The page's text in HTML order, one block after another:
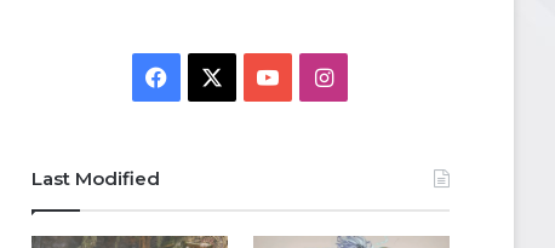
Facebook YouTubeInstagram
Last Modified